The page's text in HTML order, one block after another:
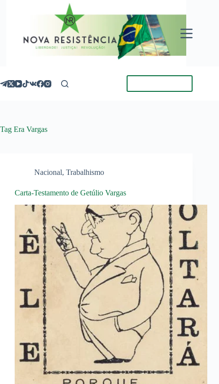
Tag Era Vargas
Nacional, Trabalhismo
Carta-Testamento de Getúlio Vargas